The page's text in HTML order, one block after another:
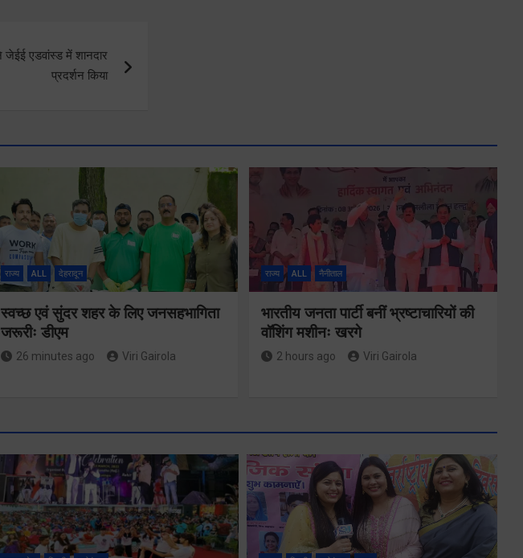
एडवांस्ड में शानदार
प्रदर्शन किया
राज्य ALL देहरादून
स्वच्छ एवं सुंदर शहर के लिए जनसहभागिता
जरूरीः डीएम
26 minutes ago Viri Gairola
राज्य ALL नैनीताल
भारतीय जनता पार्टी बनीं भ्रष्टाचारियों की
वॉशिंग मशीनः खरगे
2 hours ago Viri Gairola
मुख्यमंत्री ने 9
लाख 87 हजार
17 पेंशन
लाभार्थियों को
बीएलओ और
फील्ड स्टॉफ को